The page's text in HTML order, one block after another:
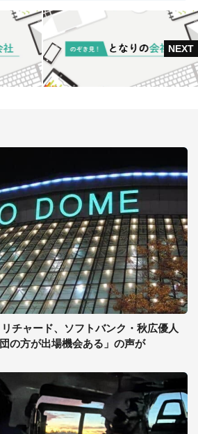
チャード、ソフトバンク・秋広優人
の方が出場機会ある」の声が